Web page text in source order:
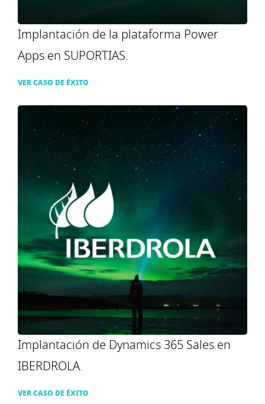
Implantación de la plataforma Power
Apps en SUPORTIAS.
VER CASO DE ÉXITO
Implantación de Dynamics 365 Sales en
IBERDROLA.
VER CASO DE ÉXITO